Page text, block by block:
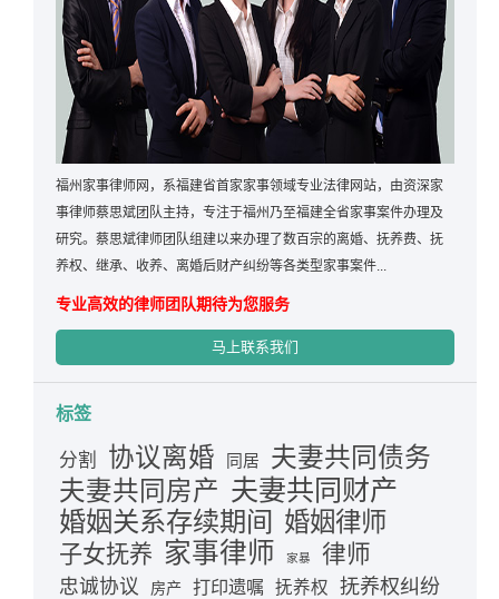
福州家事律师网，系福建省首家家事领域专业法律网站，由资深家
事律师蔡思斌团队主持，专注于福州乃至福建全省家事案件办理及
研究。蔡思斌律师团队组建以来办理了数百宗的离婚、抚养费、抚
养权、继承、收养、离婚后财产纠纷等各类型家事案件...
专业高效的律师团队期待为您服务
马上联系我们
标签
分割 协议离婚 同居 夫妻共同债务
夫妻共同房产 夫妻共同财产
婚姻关系存续期间 婚姻律师
子女抚养 家事律师 家暴 律师
忠诚协议 房产 打印遗嘱 抚养权 抚养权纠纷